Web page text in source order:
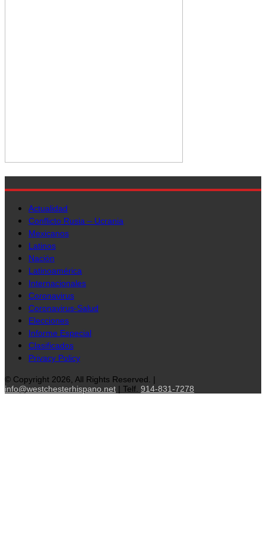
Actualidad
Conflicto Rusia – Ucrania
Mexicanos
Latinos
Nación
Latinoamérica
Internacionales
Coronavirus
Coronavirus-Salud
Elecciones
Informe Especial
Clasificados
Privacy Policy
© Copyright 2026, All Rights Reserved. |
info@westchesterhispano.net | Telf. 914-831-7278